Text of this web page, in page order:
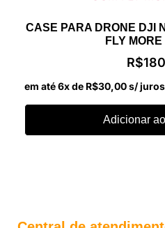
CASE PARA DRONE DJI
FLY
R$
em até 6x de R$30,00s/ juros
Adicionar